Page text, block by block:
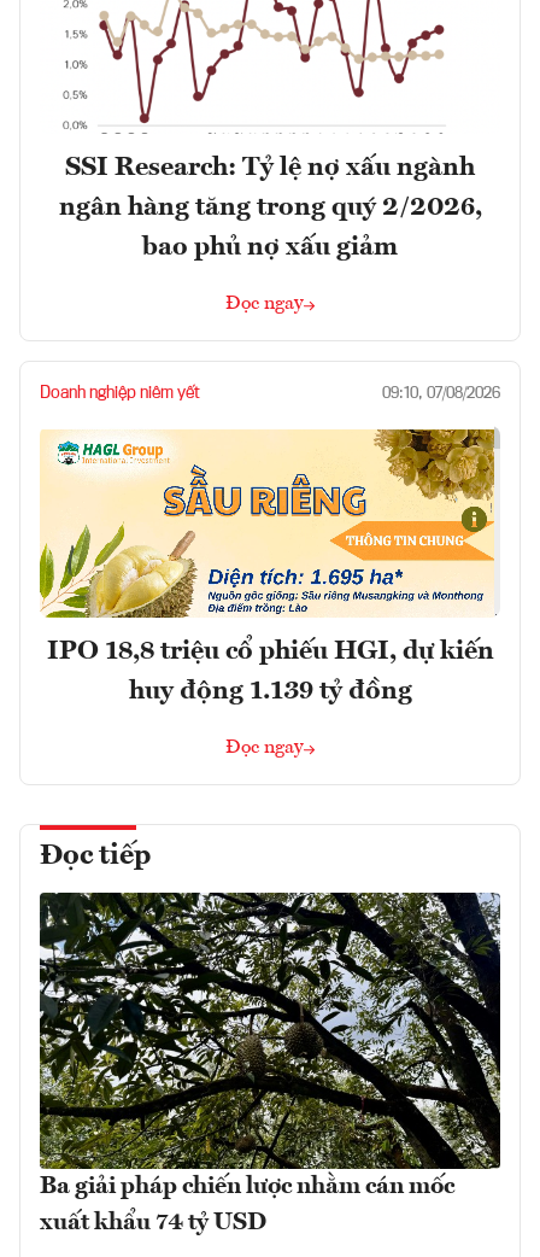
SSI Research: Tỷ lệ nợ xấu ngành
ngân hàng tăng trong quý 2/2026,
bao phủ nợ xấu giảm
Đọc ngay
Doanh nghiệp niêm yết 09:10, 07/08/2026
IPO 18,8 triệu cổ phiếu HGI, dự kiến
huy động 1.139 tỷ đồng
Đọc ngay
Đọc tiếp
Ba giải pháp chiến lược nhằm cán mốc
xuất khẩu 74 tỷ USD